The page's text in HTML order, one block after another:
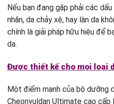
Nếu bạn đang gặp phải các
nhăn, da chảy xệ, hay làn da
chính là giải pháp hữu hiệu để
da.
Được thiết kế cho mọi loại
Một điểm mạnh của bộ dưỡng
Cheonyuldan Ultimate cao cấp